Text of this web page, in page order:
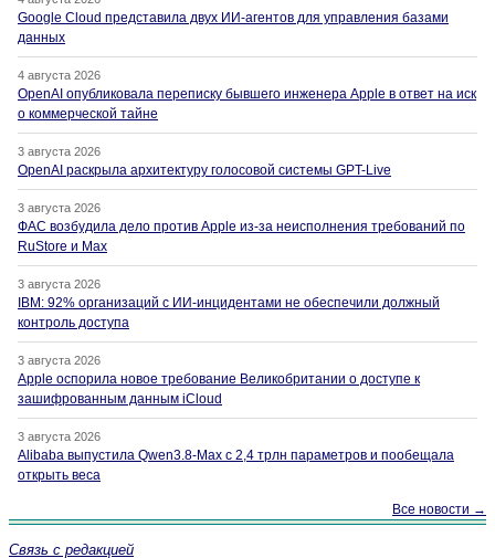
Google Cloud представила двух ИИ-агентов для управления базами
данных
4 августа 2026
OpenAI опубликовала переписку бывшего инженера Apple в ответ на иск
о коммерческой тайне
3 августа 2026
OpenAI раскрыла архитектуру голосовой системы GPT-Live
3 августа 2026
ФАС возбудила дело против Apple из-за неисполнения требований по
RuStore и Max
3 августа 2026
IBM: 92% организаций с ИИ-инцидентами не обеспечили должный
контроль доступа
3 августа 2026
Apple оспорила новое требование Великобритании о доступе к
зашифрованным данным iCloud
3 августа 2026
Alibaba выпустила Qwen3.8-Max с 2,4 трлн параметров и пообещала
открыть веса
Все новости →
Связь с редакцией